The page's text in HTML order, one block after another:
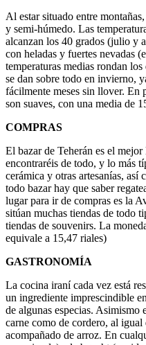
Al estar situado entre
y semi-húmedo. Las
alcanzan los 40 grados (julio y
con heladas y fuertes nevadas
temperaturas medias rondan
se dan sobre todo en invierno,
fácilmente meses sin llover. En
son suaves, con una media de
COMPRAS
El bazar de Teherán es el
encontraréis de todo, y lo más
cerámica y otras artesanías, así
todo bazar hay que saber
lugar para ir de compras es la
sitúan muchas tiendas de todo
tiendas de souvenirs. La
equivale a 15,47 riales)
GASTRONOMÍA
La cocina iraní cada vez está
un ingrediente imprescindible
de algunas especias.
carne como de cordero, al
acompañado de arroz. En